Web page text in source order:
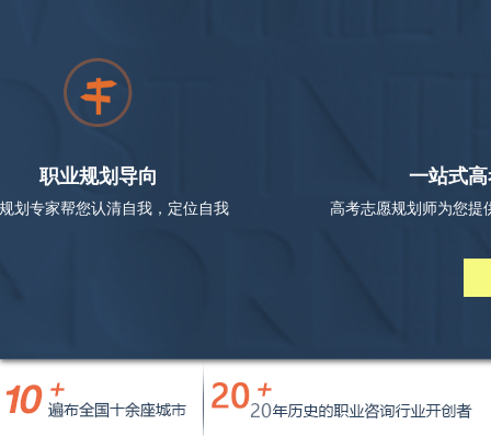
职业规划导向
划专家帮您认清自我，定位自我
一站式
高考志愿规划师为您提